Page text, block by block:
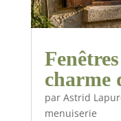
charme
par Astrid
menuiserie